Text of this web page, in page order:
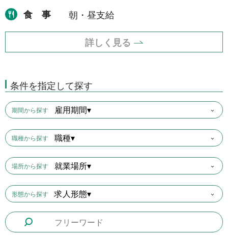
食事
朝・昼支給
詳しく見る
条件を指定して探す
期間から探す 雇用期間▾
職種から探す 職種▾
場所から探す 就業場所▾
形態から探す 求人形態▾